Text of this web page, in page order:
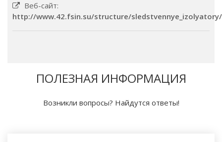
Веб-сайт:
http://www.42.fsin.su/structure/sledstvennye_izolyatory/
ПОЛЕЗНАЯ ИНФОРМАЦИЯ
Возникли вопросы? Найдутся ответы!